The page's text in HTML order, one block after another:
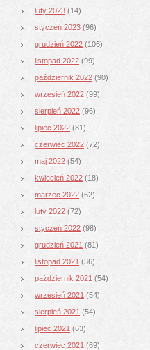
luty 2023 (14)
styczeń 2023 (96)
grudzień 2022 (106)
listopad 2022 (99)
październik 2022 (90)
wrzesień 2022 (99)
sierpień 2022 (96)
lipiec 2022 (81)
czerwiec 2022 (72)
maj 2022 (54)
kwiecień 2022 (18)
marzec 2022 (62)
luty 2022 (72)
styczeń 2022 (98)
grudzień 2021 (81)
listopad 2021 (36)
październik 2021 (54)
wrzesień 2021 (54)
sierpień 2021 (54)
lipiec 2021 (63)
czerwiec 2021 (69)